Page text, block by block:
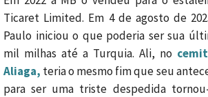
Ticaret Limited. Em 4 de agosto de
Paulo iniciou o que poderia ser sua
mil milhas até a Turquia. Ali, no
Aliaga, teria o mesmo fim que seu
para ser uma triste despedida